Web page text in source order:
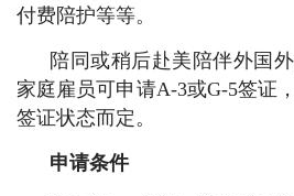
付费陪护等等。
陪同或稍后赴美陪伴外国
家庭雇员可申请A-3或G-5签证
签证状态而定。
申请条件